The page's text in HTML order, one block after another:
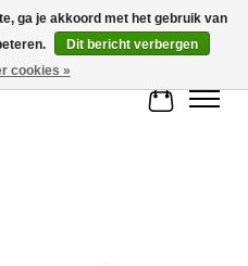
| Gratis verzending vanaf € 75
ga je akkoord met het gebruik van
Dit bericht verbergen
cookies »